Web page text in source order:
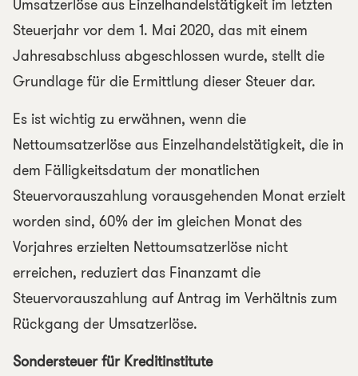
Umsatzerlöse aus Einzelhandelstätigkeit im letzten
Steuerjahr vor dem 1. Mai 2020, das mit einem
Jahresabschluss abgeschlossen wurde, stellt die
Grundlage für die Ermittlung dieser Steuer dar.
Es ist wichtig zu erwähnen, wenn die
Nettoumsatzerlöse aus Einzelhandelstätigkeit, die in
dem Fälligkeitsdatum der monatlichen
Steuervorauszahlung vorausgehenden Monat erzielt
worden sind, 60% der im gleichen Monat des
Vorjahres erzielten Nettoumsatzerlöse nicht
erreichen, reduziert das Finanzamt die
Steuervorauszahlung auf Antrag im Verhältnis zum
Rückgang der Umsatzerlöse.
Sondersteuer für Kreditinstitute